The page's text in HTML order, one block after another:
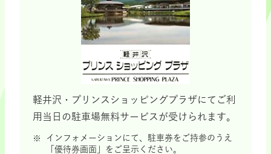
軽井沢・プリンスショッピングプラザにてご利
用当日の駐車場無料サービスが受けられます。
インフォメーションにて、駐車券をご持参のうえ
「優待券画面」をご呈示ください。